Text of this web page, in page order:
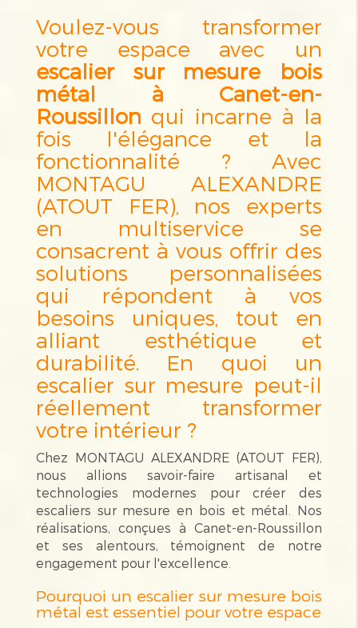
Voulez-vous transformer
votre espace avec un
escalier sur mesure bois
métal à Canet-en-
Roussillon qui incarne à la
fois l'élégance et la
fonctionnalité ? Avec
MONTAGU ALEXANDRE
(ATOUT FER), nos experts
en multiservice se
consacrent à vous offrir des
solutions personnalisées
qui répondent à vos
besoins uniques, tout en
alliant esthétique et
durabilité. En quoi un
escalier sur mesure peut-il
réellement transformer
votre intérieur ?
Chez MONTAGU ALEXANDRE (ATOUT FER),
nous allions savoir-faire artisanal et
technologies modernes pour créer des
escaliers sur mesure en bois et métal. Nos
réalisations, conçues à Canet-en-Roussillon
et ses alentours, témoignent de notre
engagement pour l'excellence.
Pourquoi un escalier sur mesure bois
métal est essentiel pour votre espace